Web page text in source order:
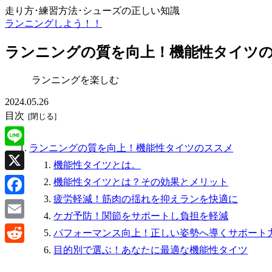
走り方･練習方法･シューズの正しい知識
ランニングしよう！！
ランニングの質を向上！機能性タイツ
ランニングを楽しむ
2024.05.26
目次
ランニングの質を向上！機能性タイツのススメ
機能性タイツとは。
機能性タイツとは？その効果とメリット
疲労軽減！筋肉の揺れを抑えランを快適に
ケガ予防！関節をサポートし負担を軽減
パフォーマンス向上！正しい姿勢へ導くサポート
目的別で選ぶ！あなたに最適な機能性タイツ
Line
X
Facebook
Email